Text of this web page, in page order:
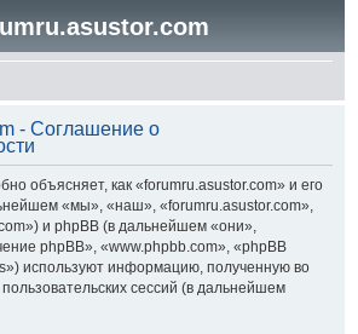
- Соглашение о
объясняет, как «forumru.asustor.com» и его
«мы», «наш», «forumru.asustor.com»,
и phpBB (в дальнейшем «они»,
phpBB», «www.phpbb.com», «phpBB
используют информацию, полученную во
сессий (в дальнейшем